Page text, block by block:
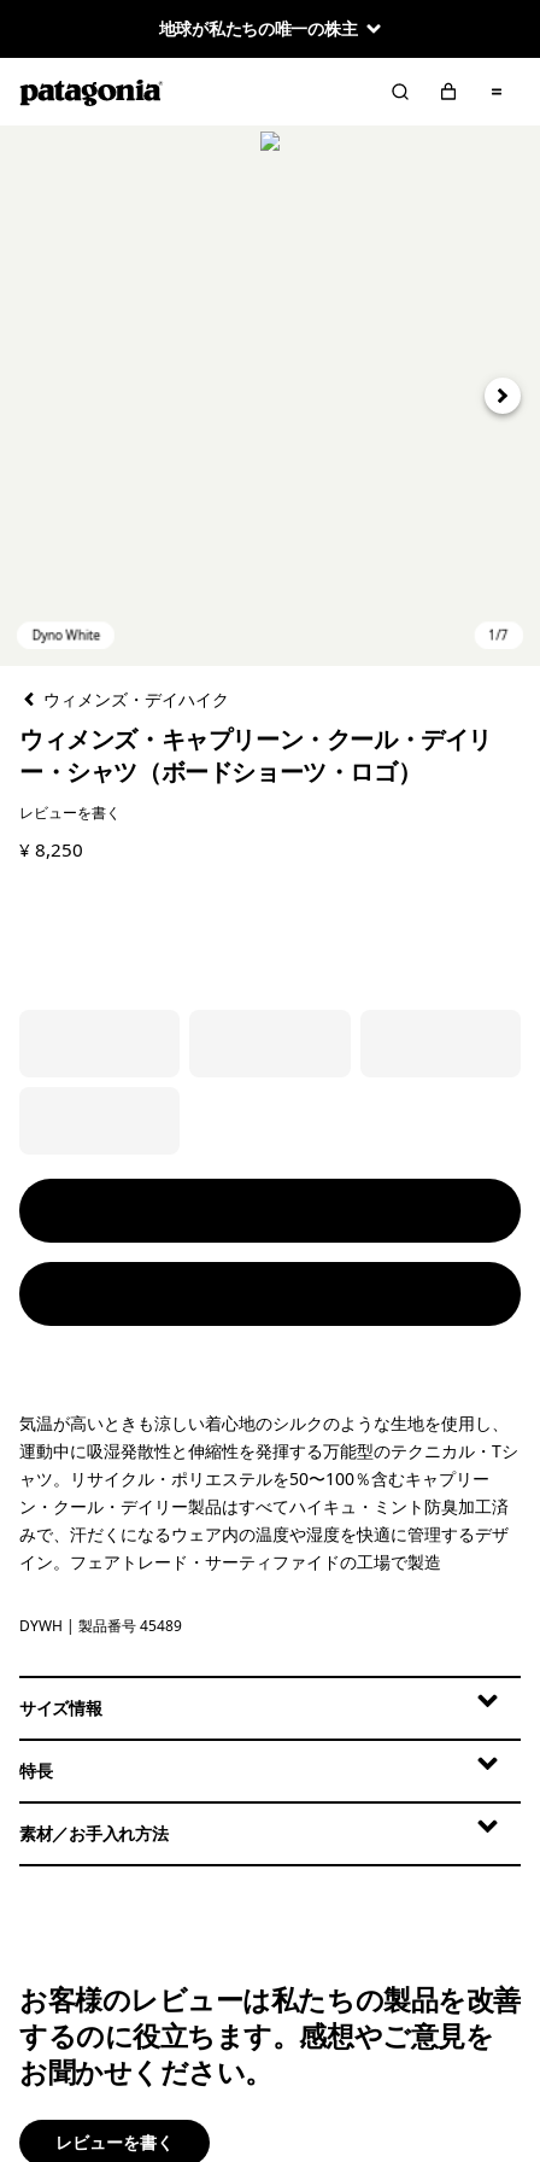
地球が私たちの唯一の株主
次へ
ウィメンズ・デイハイク
ウィメンズ・キャプリーン・クール・デイリ
ー・シャツ（ボードショーツ・ロゴ）
レビューを書く
¥ 8,250
気温が高いときも涼しい着心地のシルクのような生地を使用し、
運動中に吸湿発散性と伸縮性を発揮する万能型のテクニカル・Tシ
ャツ。リサイクル・ポリエステルを50〜100％含むキャプリー
ン・クール・デイリー製品はすべてハイキュ・ミント防臭加工済
みで、汗だくになるウェア内の温度や湿度を快適に管理するデザ
イン。フェアトレード・サーティファイドの工場で製造
Dyno White
DYWH | 製品番号 45489
サイズ情報
特長
素材／お手入れ方法
お客様のレビューは私たちの製品を改善
するのに役立ちます。感想やご意見を
お聞かせください。
レビューを書く